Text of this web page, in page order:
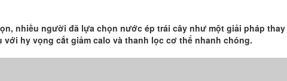
nhiều người đã lựa chọn nước ép trái cây như một giải pháp thay
hy vọng cắt giảm calo và thanh lọc cơ thể nhanh chóng.